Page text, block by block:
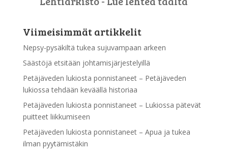
Viimeisimmät artikkelit
Nepsy-pysäkiltä tukea sujuvampaan arkeen
Säästöjä etsitään johtamisjärjestelyillä
Petäjäveden lukiosta ponnistaneet – Petäjäveden
lukiossa tehdään keväällä historiaa
Petäjäveden lukiosta ponnistaneet – Lukiossa pätevät
puitteet liikkumiseen
Petäjäveden lukiosta ponnistaneet – Apua ja tukea
ilman pyytämistäkin